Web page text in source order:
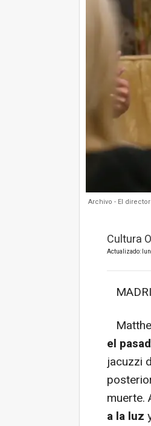
Archivo - El
Cultura
Actualizado:
el
jacuzzi
muerte.
a la luz